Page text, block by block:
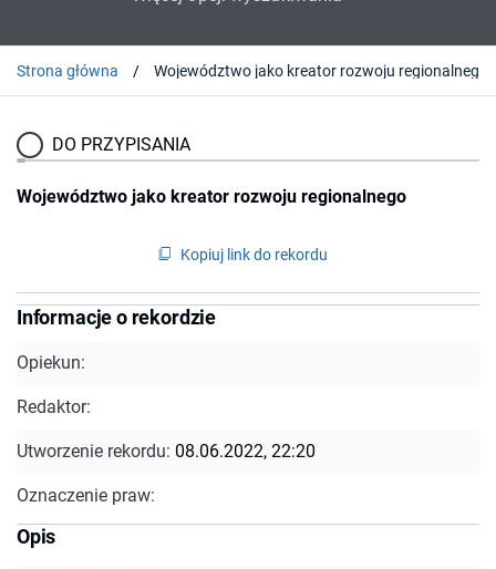
Strona główna Województwo jako kreator rozwoju regionalnego
DO PRZYPISANIA
Województwo jako kreator rozwoju regionalnego
Kopiuj link do rekordu
Informacje o rekordzie
Opiekun:
Redaktor:
Utworzenie rekordu: 08.06.2022, 22:20
Oznaczenie praw:
Opis